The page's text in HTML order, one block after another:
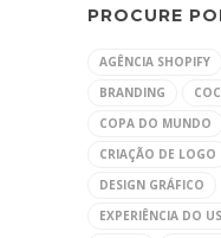
PROCURE
AGÊNCIA SHOPIFY
BRANDING
COPA DO MUNDO
CRIAÇÃO DE LOGO
DESIGN GRÁFICO
EXPERIÊNCIA DO